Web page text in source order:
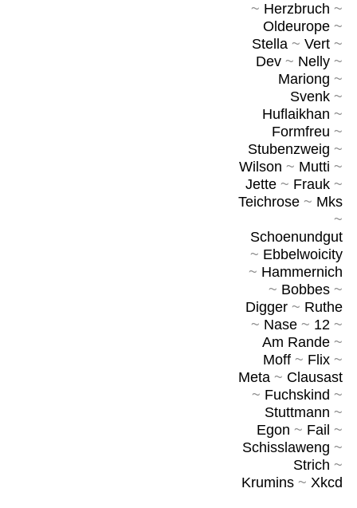
~ Herzbruch ~
Oldeurope~
Stella~ Vert~
Dev~ Nelly~
Mariong ~
Svenk~
Huflaikhan ~
Formfreu ~
Stubenzweig ~
Wilson ~ Mutti ~
Jette~ Frauk~
Teichrose~ Mks
~
Schoenundgut
~ Ebbelwoicity
~ Hammernich
~ Bobbes~
Digger~ Ruthe
~ Nase~ 12~
Am Rande~
Moff~ Flix~
Meta~ Clausast
~ Fuchskind ~
Stuttmann ~
Egon ~ Fail ~
Schisslaweng ~
Strich ~
Krumins~ Xkcd